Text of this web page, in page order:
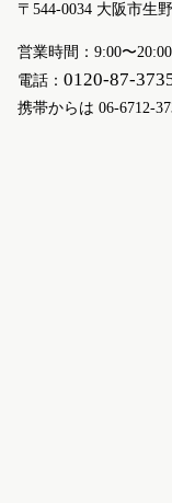
〒544-0034 大阪市生
営業時間：9:00〜20:00
電話： 0120-87-
携帯からは 06-6712-